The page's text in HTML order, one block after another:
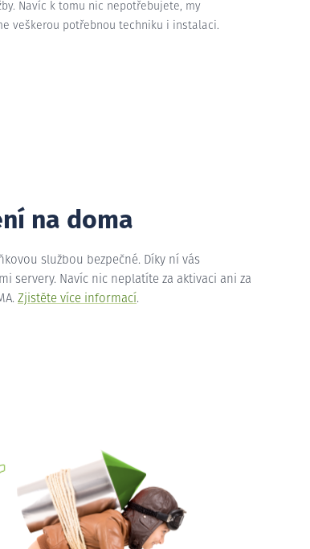
Navíc k tomu nic nepotřebujete, my
veškerou potřebnou techniku i instalaci.
na doma
službou bezpečné. Díky ní vás
servery. Navíc nic neplatíte za aktivaci ani za
Zjistěte více informací.